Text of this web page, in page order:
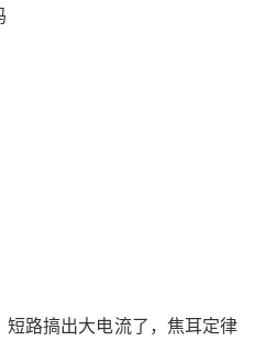
短路搞出大电流了，焦耳定律